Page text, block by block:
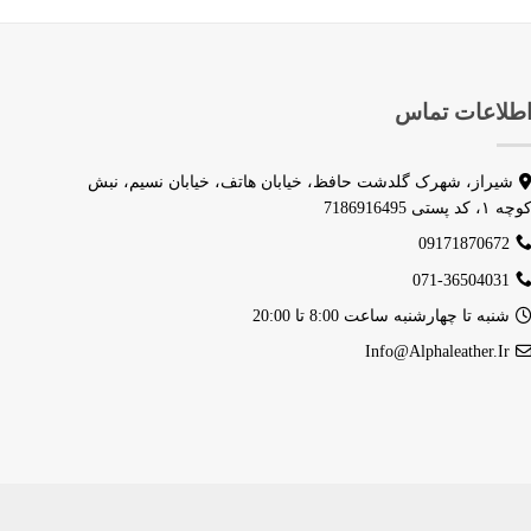
اطلاعات تماس
شیراز، شهرک گلدشت حافظ، خیابان هاتف، خیابان نسیم، نبش
کوچه ۱، کد پستی 7186916495
09171870672
071-36504031
شنبه تا چهارشنبه ساعت 8:00 تا 20:00
Info@alphaleather.ir